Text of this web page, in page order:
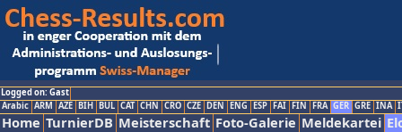
Logged on: Gast
Arabic ARM AZE BIH BUL CAT CHN CRO CZE DEN ENG ESP FAI FIN FRA GER GRE INA
Home TurnierDB Meisterschaft Foto-Galerie Meldekartei